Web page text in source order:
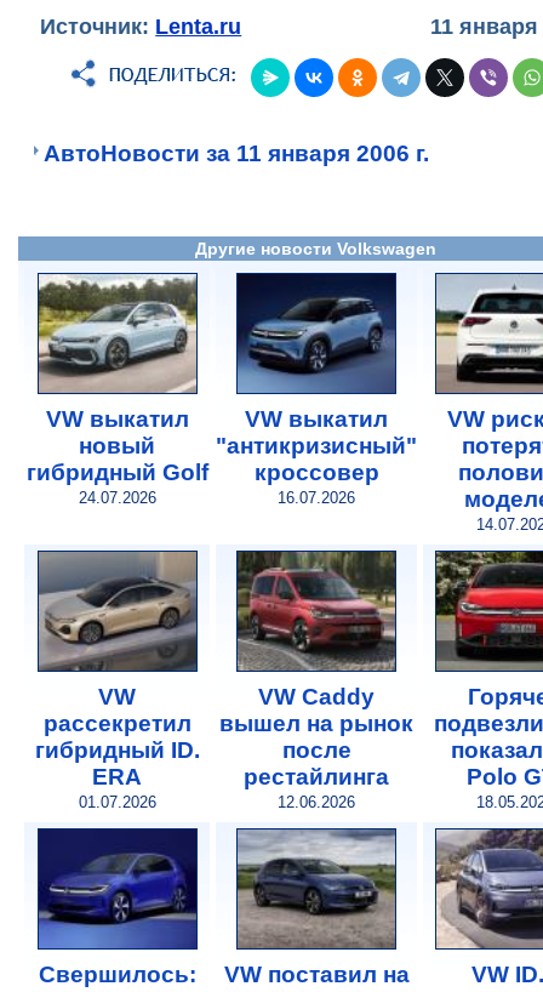
Источник: Lenta.ru 11 января
АвтоНовости за 11 января 2006 г.
Другие новости Volkswagen
VW выкатил
новый
гибридный Golf
24.07.2026
VW выкатил
"антикризисный"
кроссовер
16.07.2026
VW
VW
рассекретил
гибридный ID.
ERA
01.07.2026
VW Caddy
вышел на рынок
после
рестайлинга
12.06.2026
Polo
Свершилось:
VW поставил на
VW